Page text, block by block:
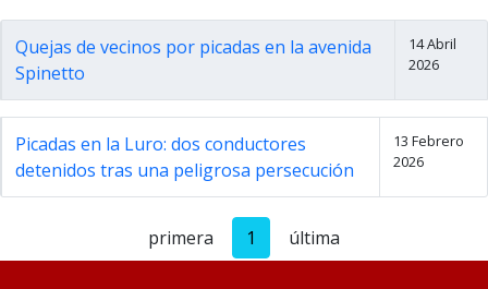
Quejas de vecinos por picadas en la avenida
Spinetto
14 Abril
2026
Picadas en la Luro: dos conductores
detenidos tras una peligrosa persecución
13 Febrero
2026
primera 1 última